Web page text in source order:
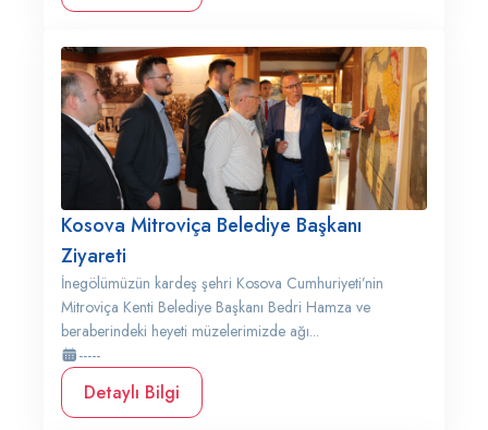
Kosova Mitroviça Belediye Başkanı
Ziyareti
İnegölümüzün kardeş şehri Kosova Cumhuriyeti’nin
Mitroviça Kenti Belediye Başkanı Bedri Hamza ve
beraberindeki heyeti müzelerimizde ağı...
-----
Detaylı Bilgi